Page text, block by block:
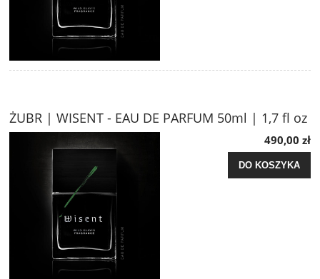
ŻUBR | WISENT - EAU DE PARFUM 50ml | 1,7 fl oz
490,00 zł
DO KOSZYKA